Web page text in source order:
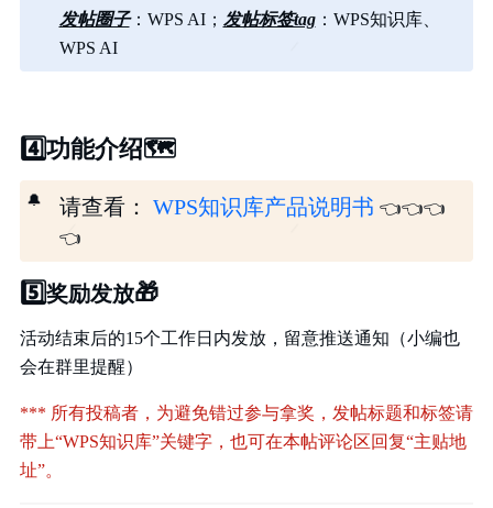
发帖圈子：WPS AI； 发帖标签tag：WPS知识库、
WPS AI
4️⃣功能介绍🗺️
🔔 请查看： WPS知识库产品说明书 👈👈👈
👈
5️⃣奖励发放🎁
活动结束后的15个工作日内发放，留意推送通知（小编也
会在群里提醒）
*** 所有投稿者，为避免错过参与拿奖，发帖标题和标签请
带上“WPS知识库”关键字，也可在本帖评论区回复“主贴地
址”。